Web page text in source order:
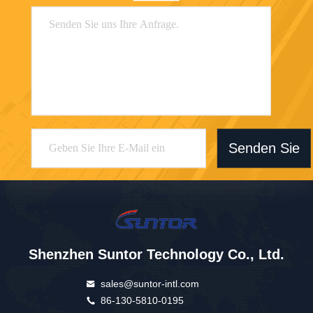
Senden Sie
Shenzhen Suntor Technology Co., Ltd.
sales@suntor-intl.com
86-130-5810-0195